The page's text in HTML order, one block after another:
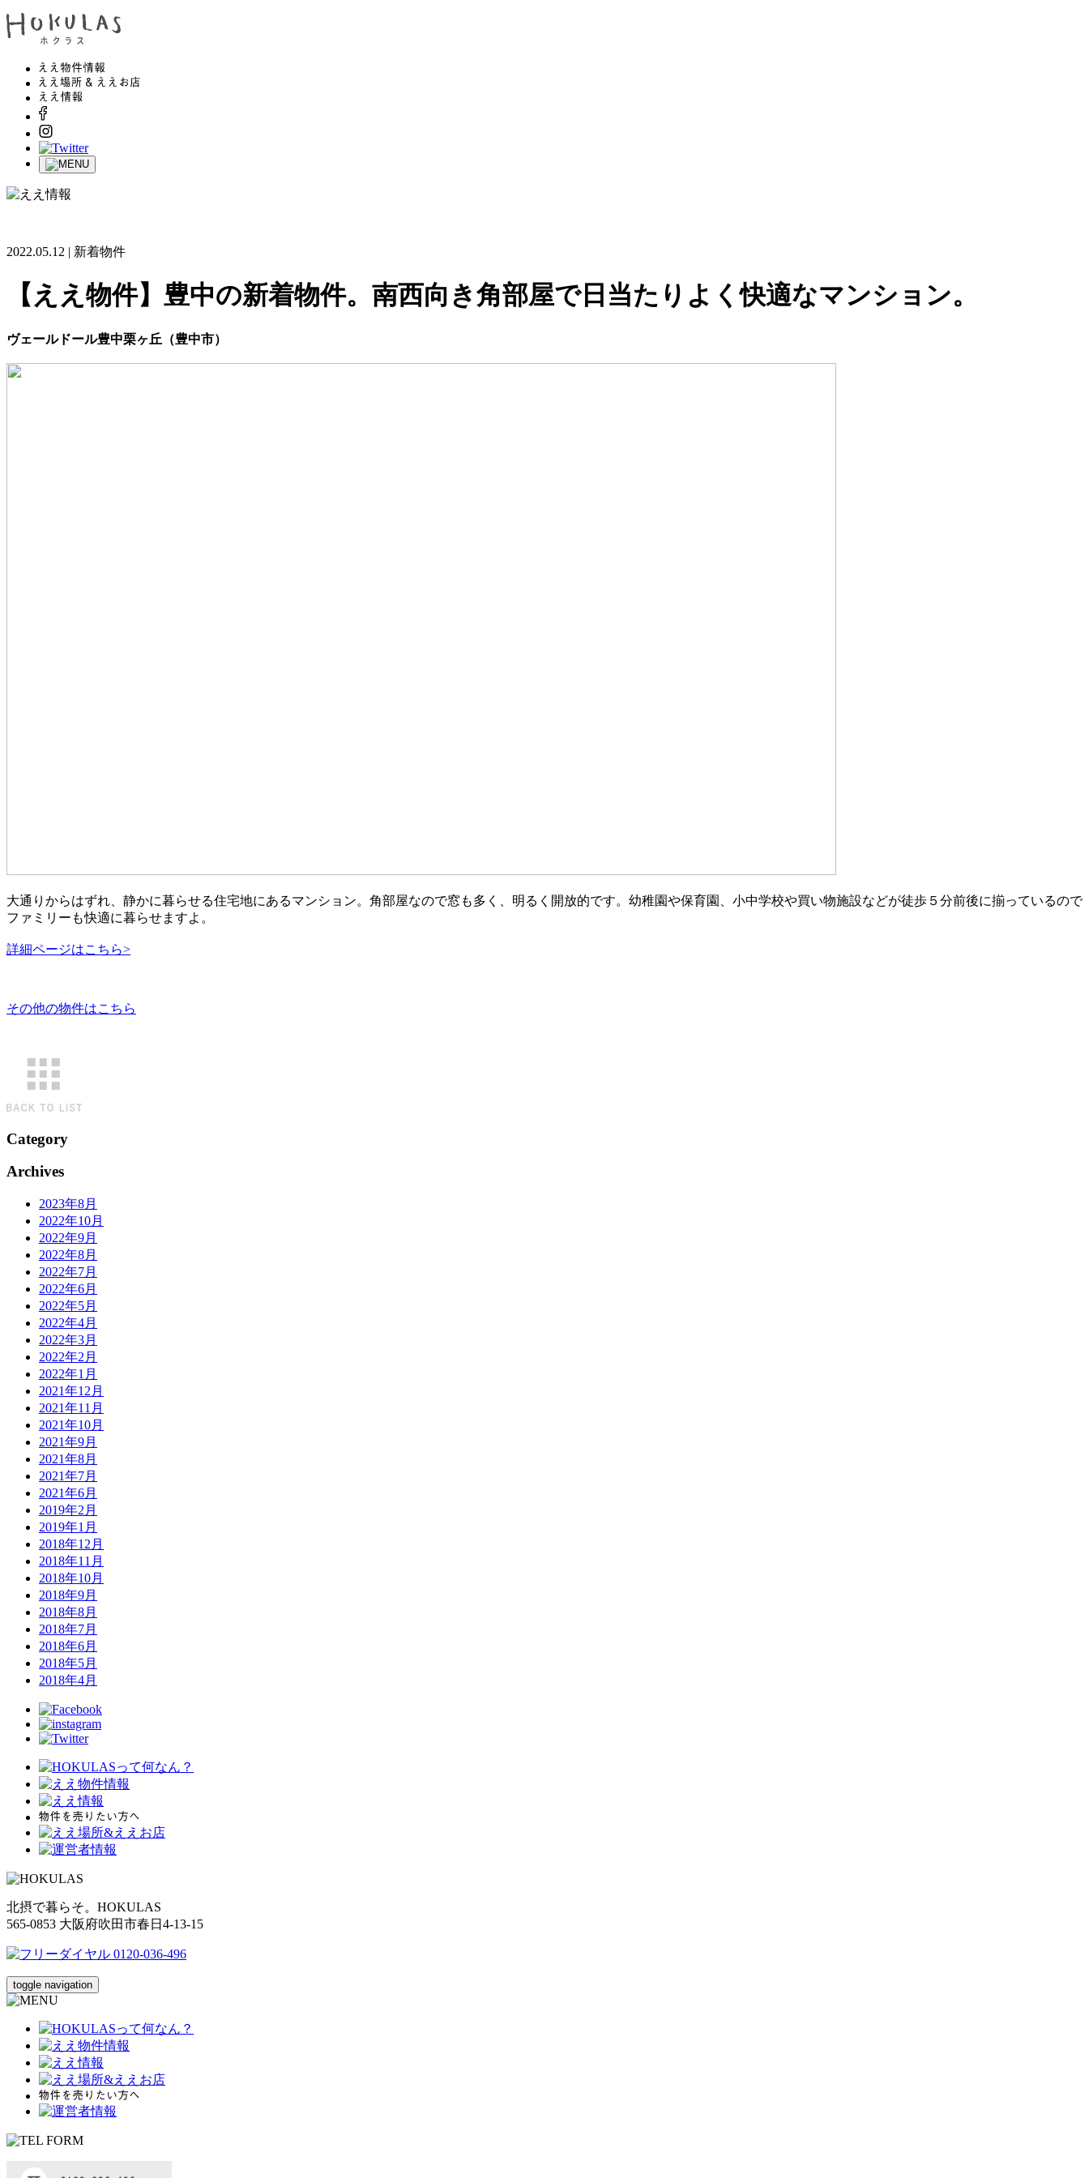
2022.05.12 | 新着物件
【ええ物件】豊中の新着物件。南西向き角部屋で日当たりよく快適なマンション。
ヴェールドール豊中栗ヶ丘（豊中市）
大通りからはずれ、静かに暮らせる住宅地にあるマンション。角部屋なので窓も多く、明るく開放的です。幼稚園や保育園、小中学校や買い物施設などが徒歩５分前後に揃っているので
ファミリーも快適に暮らせますよ。
詳細ページはこちら>
その他の物件はこちら
Category
Archives
2023年8月
2022年10月
2022年9月
2022年8月
2022年7月
2022年6月
2022年5月
2022年4月
2022年3月
2022年2月
2022年1月
2021年12月
2021年11月
2021年10月
2021年9月
2021年8月
2021年7月
2021年6月
2019年2月
2019年1月
2018年12月
2018年11月
2018年10月
2018年9月
2018年8月
2018年7月
2018年6月
2018年5月
2018年4月
北摂で暮らそ。HOKULAS
565-0853 大阪府吹田市春日4-13-15
toggle navigation